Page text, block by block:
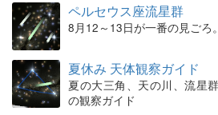
ペルセウス座流星群
8月12～13日が一番の見ごろ
夏休み 天体観察ガイド
夏の大三角、天の川、流星
の観察ガイド